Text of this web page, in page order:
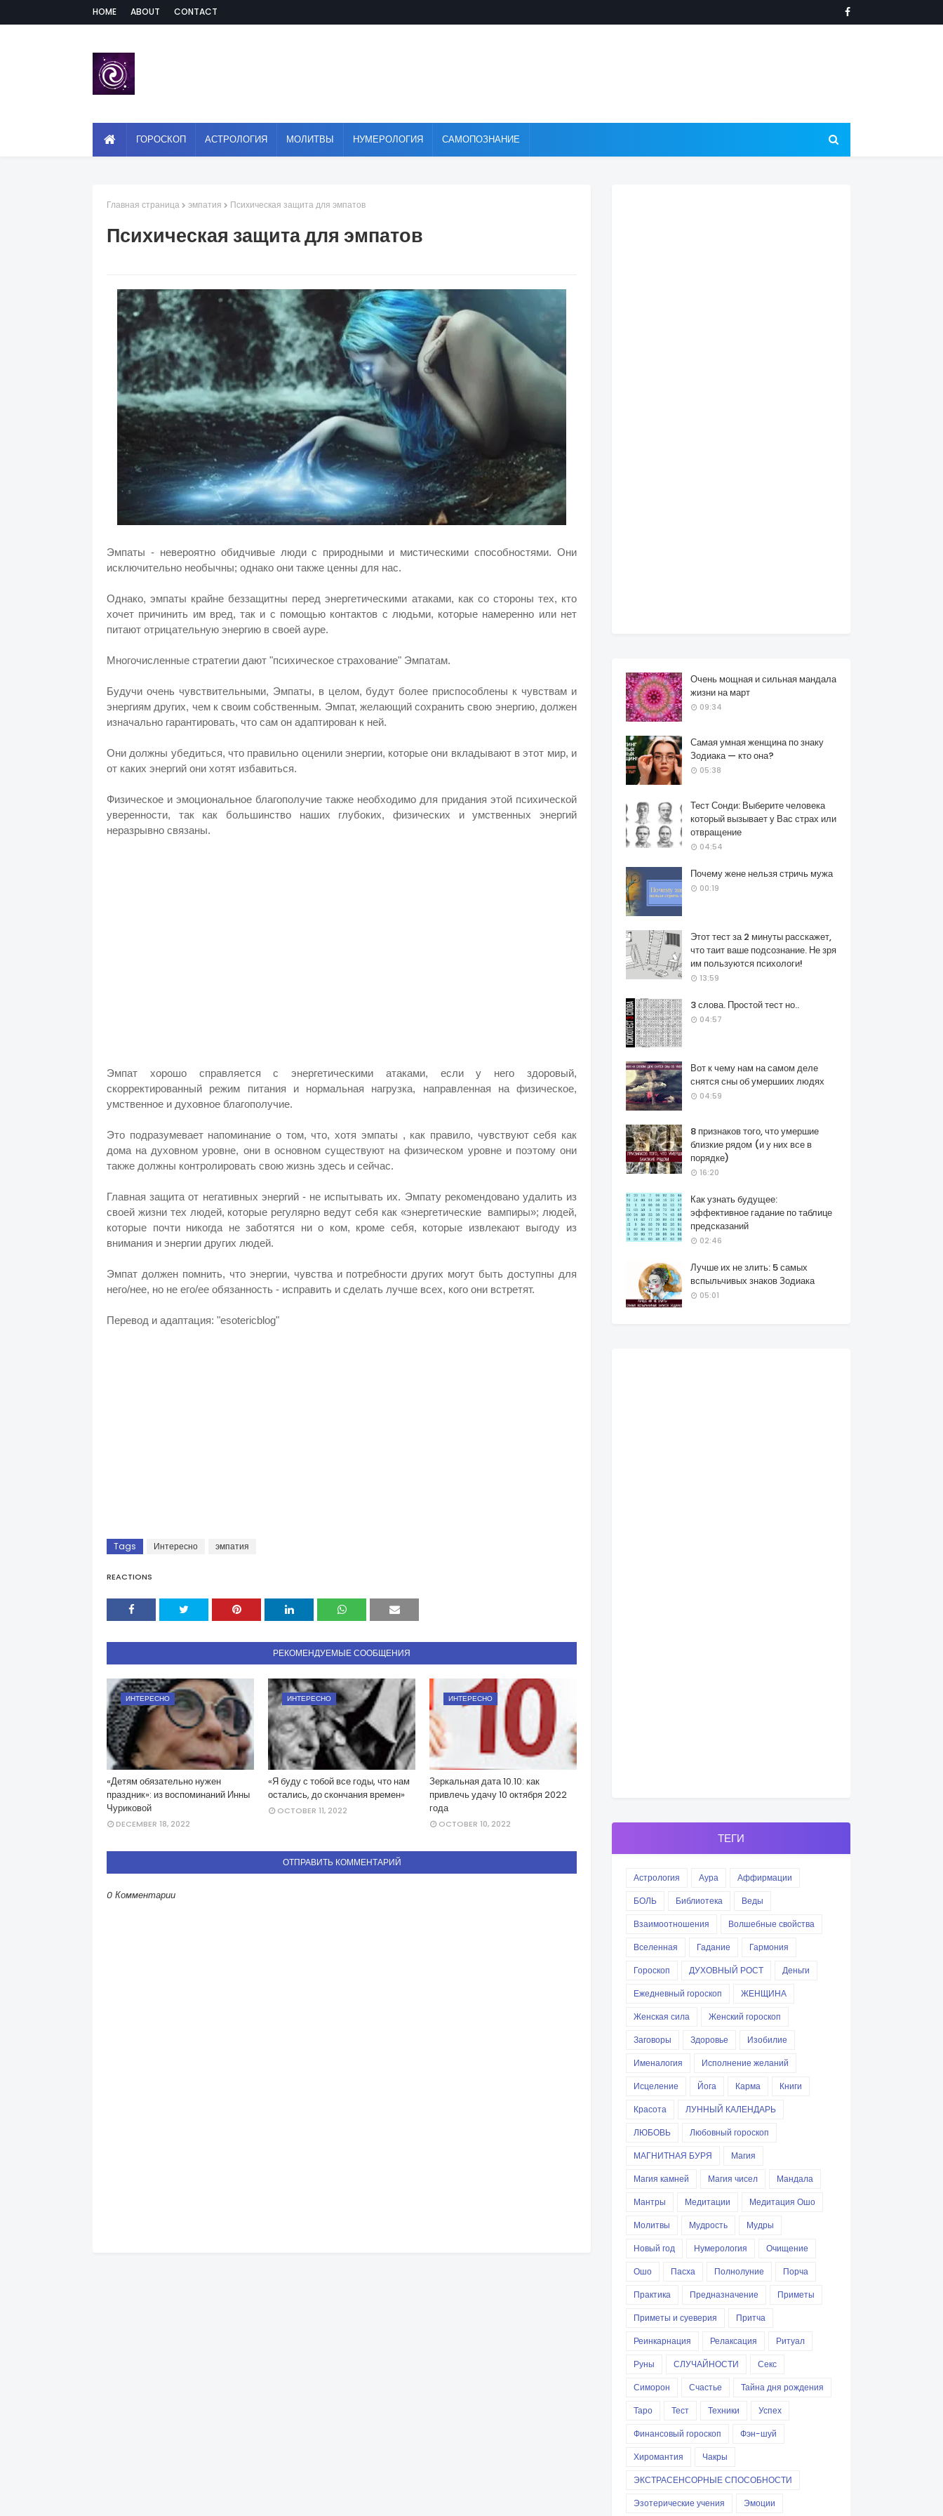
HOME ABOUT CONTACT
ГОРОСКОП АСТРОЛОГИЯ МОЛИТВЫ НУМЕРОЛОГИЯ САМОПОЗНАНИЕ
Главная страница эмпатия Психическая защита для эмпатов
Психическая защита для эмпатов
Эмпаты - невероятно обидчивые люди с природными и мистическими способностями. Они
исключительно необычны; однако они также ценны для нас.
Однако, эмпаты крайне беззащитны перед энергетическими атаками, как со стороны тех, кто
хочет причинить им вред, так и с помощью контактов с людьми, которые намеренно или нет
питают отрицательную энергию в своей ауре.
Многочисленные стратегии дают "психическое страхование" Эмпатам.
Будучи очень чувствительными, Эмпаты, в целом, будут более приспособлены к чувствам и
энергиям других, чем к своим собственным. Эмпат, желающий сохранить свою энергию, должен
изначально гарантировать, что сам он адаптирован к ней.
Они должны убедиться, что правильно оценили энергии, которые они вкладывают в этот мир, и
от каких энергий они хотят избавиться.
Физическое и эмоциональное благополучие также необходимо для придания этой психической
уверенности, так как большинство наших глубоких, физических и умственных энергий
неразрывно связаны.
Эмпат хорошо справляется с энергетическими атаками, если у него здоровый,
скорректированный режим питания и нормальная нагрузка, направленная на физическое,
умственное и духовное благополучие.
Это подразумевает напоминание о том, что, хотя эмпаты , как правило, чувствуют себя как
дома на духовном уровне, они в основном существуют на физическом уровне и поэтому они
также должны контролировать свою жизнь здесь и сейчас.
Главная защита от негативных энергий - не испытывать их. Эмпату рекомендовано удалить из
своей жизни тех людей, которые регулярно ведут себя как «энергетические вампиры»; людей,
которые почти никогда не заботятся ни о ком, кроме себя, которые извлекают выгоду из
внимания и энергии других людей.
Эмпат должен помнить, что энергии, чувства и потребности других могут быть доступны для
него/нее, но не его/ее обязанность - исправить и сделать лучше всех, кого они встретят.
Перевод и адаптация: "esotericblog"
Tags Интересно эмпатия
REACTIONS
РЕКОМЕНДУЕМЫЕ СООБЩЕНИЯ
ИНТЕРЕСНО
«Детям обязательно нужен
праздник»: из воспоминаний Инны
Чуриковой
DECEMBER 18, 2022
ИНТЕРЕСНО
«Я буду с тобой все годы, что нам
остались, до скончания времен»
OCTOBER 11, 2022
ИНТЕРЕСНО
Зеркальная дата 10.10: как
привлечь удачу 10 октября 2022
года
OCTOBER 10, 2022
ОТПРАВИТЬ КОММЕНТАРИЙ
0 Комментарии
Очень мощная и сильная мандала
жизни на март
09:34
Самая умная женщина по знаку
Зодиака — кто она?
05:38
Тест Сонди: Выберите человека
который вызывает у Вас страх или
отвращение
04:54
Почему жене нельзя стричь мужа
00:19
Этот тест за 2 минуты расскажет,
что таит ваше подсознание. Не зря
им пользуются психологи!
13:59
3 слова. Простой тест но..
04:57
Вот к чему нам на самом деле
снятся сны об умершиих людях
04:59
8 признаков того, что умершие
близкие рядом (и у них все в
порядке)
16:20
Как узнать будущее:
эффективное гадание по таблице
предсказаний
02:46
Лучше их не злить: 5 самых
вспыльчивых знаков Зодиака
05:01
ТЕГИ
Астрология Аура
Аффирмации
БОЛЬ
Библиотека
Веды
Взаимоотношения
Волшебные свойства
Вселенная
Гадание
Гармония
Гороскоп
ДУХОВНЫЙ РОСТ
Деньги
Ежедневный гороскоп
ЖЕНЩИНА
Женская сила
Женский гороскоп
Заговоры
Здоровье
Изобилие
Именалогия
Исполнение желаний
Исцеление
Йога Карма
Книги
Красота
ЛУННЫЙ КАЛЕНДАРЬ
ЛЮБОВЬ
Любовный гороскоп
МАГНИТНАЯ БУРЯ
Магия
Магия камней
Магия чисел
Мандала
Мантры
Медитации
Медитация Ошо
Молитвы
Мудрость
Мудры
Новый год
Нумерология
Очищение
Ошо
Пасха Полнолуние
Порча
Практика
Предназначение
Приметы
Приметы и суеверия
Притча
Реинкарнация
Релаксация
Ритуал
Руны
СЛУЧАЙНОСТИ
Секс
Симорон
Счастье
Тайна дня рождения
Таро
Тест Техники
Успех
Финансовый гороскоп
Фэн-шуй
Хиромантия
Чакры
ЭКСТРАСЕНСОРНЫЕ СПОСОБНОСТИ
Эзотерические учения
Эмоции